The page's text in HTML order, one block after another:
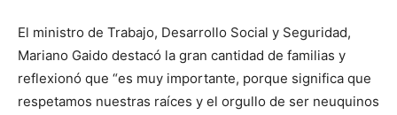
El ministro de Trabajo, Desarrollo Social y Seguridad,
Mariano Gaido destacó la gran cantidad de familias y
reflexionó que “es muy importante, porque significa que
respetamos nuestras raíces y el orgullo de ser neuquinos